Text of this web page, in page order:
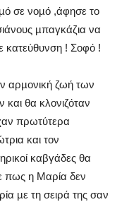
σε νοµό ,άφησε το
µπαγκάζια να
κατεύθυνση ! Σοφό !
αρµονική ζωή των
θα κλονιζόταν
πρωτύτερα
και τον
καβγάδες θα
πως η Μαρία δεν
µε τη σειρά της σαν